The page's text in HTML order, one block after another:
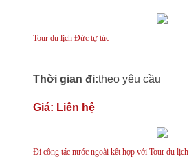
Tour du lịch Đức tự túc
Thời gian đi:theo yêu cầu
Giá: Liên hệ
Đi công tác nước ngoài kết hợp với Tour du lịch